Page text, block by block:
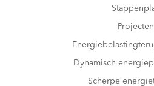
Projecten
Dynamisch
Scherpe